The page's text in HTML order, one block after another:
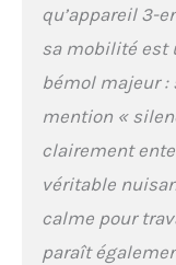
qu’appareil 3-
sa mobilité est
bémol majeur :
mention «
clairement
véritable
calme pour
paraît